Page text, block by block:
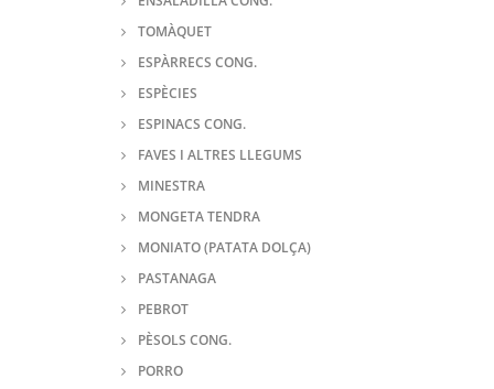
TOMÀQUET
ESPÀRRECS CONG.
ESPÈCIES
ESPINACS CONG.
FAVES I ALTRES LLEGUMS
MINESTRA
MONGETA TENDRA
MONIATO (PATATA DOLÇA)
PASTANAGA
PEBROT
PÈSOLS CONG.
PORRO